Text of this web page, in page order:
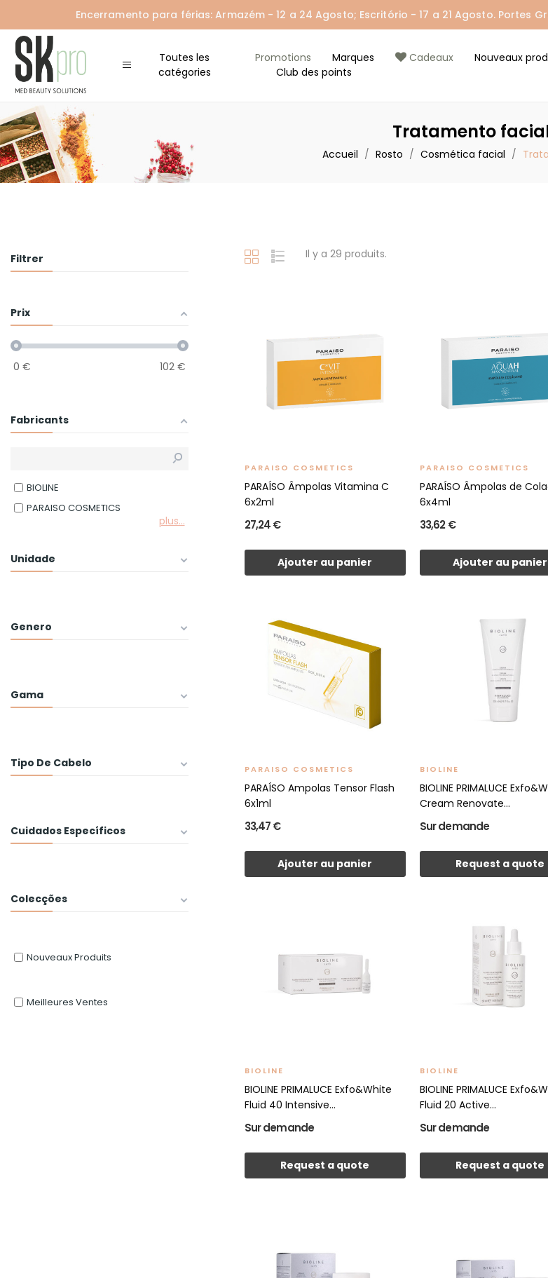
Encerramento para férias: Armazém - 12 a 24 Agosto; Escritório - 17 a 21 Agosto. Portes
Toutes les
catégories
Promotions Marques Cadeaux Nouveaux
Club des points
Tratamento
Accueil Rosto Cosmética facial
Filtrer
Prix
0 € 102€
Fabricants
BIOLINE
PARAISO COSMETICS
plus...
Unidade
Genero
Gama
Tipo De Cabelo
Cuidados Específicos
Colecções
Nouveaux Produits
Meilleures Ventes
Il y a 29 produits.
PARAISO COSMETICS
PARAÍSO Âmpolas Vitamina C
6x2ml
27,24 €
Ajouter au panier
PARAISO COSMETICS
PARAÍSO Âmpolas de
6x4ml
33,62 €
Ajouter au panier
PARAISO COSMETICS
PARAÍSO Ampolas Tensor Flash
6x1ml
33,47 €
Ajouter au panier
BIOLINE
BIOLINE PRIMALUCE
Cream Renovate...
Sur demande
Request a quote
BIOLINE
BIOLINE PRIMALUCE Exfo&White
Fluid 40 Intensive...
Sur demande
Request a quote
BIOLINE
BIOLINE PRIMALUCE
Fluid 20 Active...
Sur demande
Request a quote